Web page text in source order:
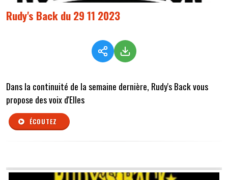
Rudy's Back du 29 11 2023
Dans la continuité de la semaine dernière, Rudy's Back vous
propose des voix d'Elles
ÉCOUTEZ